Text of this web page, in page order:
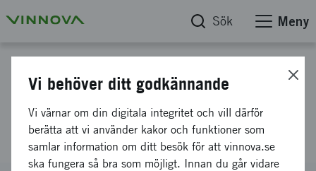
Sök Meny
Mining with Nature - Vägen
mot målet !
Vi behöver ditt godkännande
Vi värnar om din digitala integritet och vill därför
berätta att vi använder kakor och funktioner som
samlar information om ditt besök för att vinnova.se
ska fungera så bra som möjligt. Innan du går vidare